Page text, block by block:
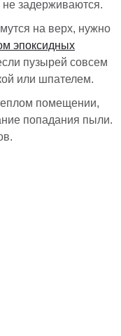
не задерживаются.
на верх, нужно
эпоксидных
пузырей совсем
или шпателем.
помещении,
попадания пыли.